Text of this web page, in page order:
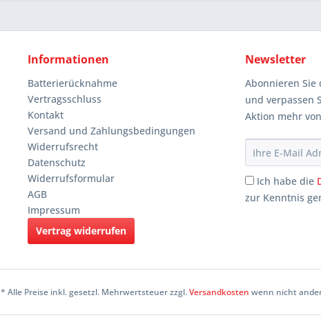
Informationen
Batterierücknahme
Vertragsschluss
Kontakt
Versand und Zahlungsbedingungen
Widerrufsrecht
Datenschutz
Widerrufsformular
AGB
Impressum
Vertrag widerrufen
Newsletter
Abonnieren Sie
und verpassen
Aktion mehr
Ich habe die
zur Kenntnis
* Alle Preise inkl. gesetzl. Mehrwertsteuer zzgl.Versandkosten wenn nicht